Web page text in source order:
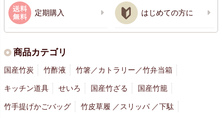
定期購入 はじめての方に
商品カテゴリ
国産竹炭 竹酢液 竹箸／カトラリー／竹弁当箱
キッチン道具 せいろ 国産竹ざる 国産竹籠
竹手提げかごバッグ 竹皮草履 ／スリッパ ／下駄